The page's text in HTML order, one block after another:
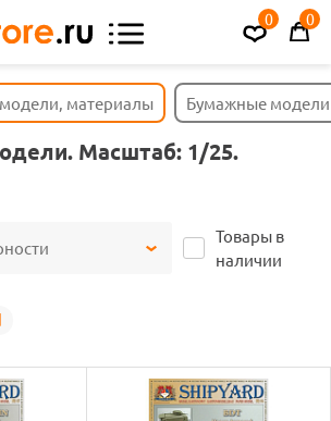
0 0
материалы Бумажные модели
Масштаб: 1/25.
Товары в
наличии